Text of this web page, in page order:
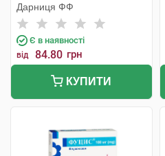
Дарниця ФФ
Є в наявності
від 84.80 грн
КУПИТИ